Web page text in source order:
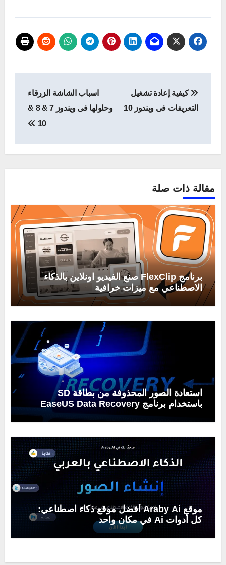
المقالات
كيفية إعادة تشغيل
التعريفات فى ويندوز 10
اسباب الشاشة الزرقاء
وحلولها فى ويندوز 7 & 8 &
10
مقالة ذات صلة
برنامج FlexClip صنع الفيديو اونلاين بالذكاء
الاصطناعي مع ميزات خرافية
استعادة الصور المحذوفة من بطاقة SD
باستخدام برنامج EaseUS Data Recovery
موقع Araby Ai أفضل موقع ذكاء اصطناعي:
كل أدوات Ai في مكان واحد